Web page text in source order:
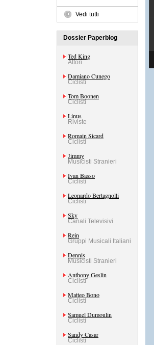
Vedi tutti
Dossier Paperblog
Ted King
Attori
Damiano Cunego
Ciclisti
Tom Boonen
Ciclisti
Linus
Riviste
Romain Sicard
Ciclisti
Jimmy
Musicisti Stranieri
Ivan Basso
Ciclisti
Leonardo Bertagnolli
Ciclisti
Sky
Canali Televisivi
Rein
Gruppi Musicali Italiani
Dennis
Musicisti Stranieri
Anthony Geslin
Ciclisti
Matteo Bono
Ciclisti
Samuel Dumoulin
Ciclisti
Sandy Casar
Ciclisti